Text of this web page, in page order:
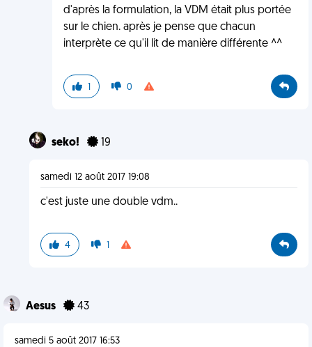
d'après la formulation, la VDM était plus portée
sur le chien. après je pense que chacun
interprète ce qu'il lit de manière différente ^^
1 0
seko! 19
samedi 12 août 2017 19:08
c'est juste une double vdm..
4 1
Aesus 43
samedi 5 août 2017 16:53